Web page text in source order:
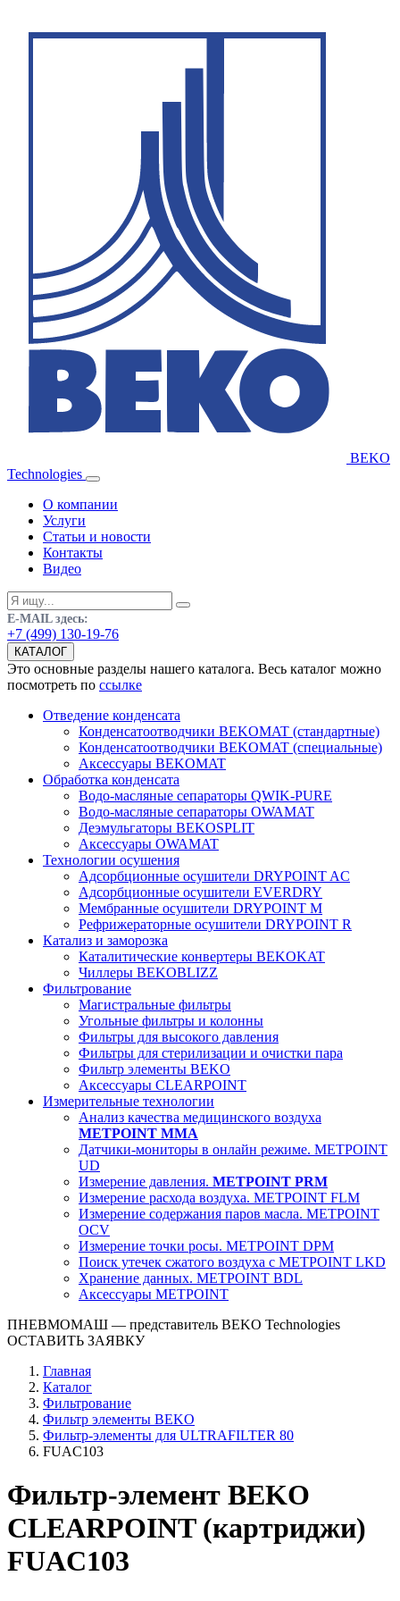
BEKO
Technologies
О компании
Услуги
Статьи и новости
Контакты
Видео
E-MAIL здесь:
+7 (499) 130-19-76
КАТАЛОГ
Это основные разделы нашего каталога. Весь каталог можно
посмотреть по ссылке
Отведение конденсата
Конденсатоотводчики BEKOMAT (стандартные)
Конденсатоотводчики BEKOMAT (специальные)
Аксессуары BEKOMAT
Обработка конденсата
Водо-масляные сепараторы QWIK-PURE
Водо-масляные сепараторы OWAMAT
Деэмульгаторы BEKOSPLIT
Аксессуары OWAMAT
Технологии осушения
Адсорбционные осушители DRYPOINT AC
Адсорбционные осушители EVERDRY
Мембранные осушители DRYPOINT M
Рефрижераторные осушители DRYPOINT R
Катализ и заморозка
Каталитические конвертеры BEKOKAT
Чиллеры BEKOBLIZZ
Фильтрование
Магистральные фильтры
Угольные фильтры и колонны
Фильтры для высокого давления
Фильтры для стерилизации и очистки пара
Фильтр элементы BEKO
Аксессуары CLEARPOINT
Измерительные технологии
Анализ качества медицинского воздуха
METPOINT MMA
Датчики-мониторы в онлайн режиме. METPOINT
UD
Измерение давления. METPOINT PRM
Измерение расхода воздуха. METPOINT FLM
Измерение содержания паров масла. METPOINT
OCV
Измерение точки росы. METPOINT DPM
Поиск утечек сжатого воздуха с METPOINT LKD
Хранение данных. METPOINT BDL
Аксессуары METPOINT
ПНЕВМОМАШ — представитель BEKO Technologies
ОСТАВИТЬ ЗАЯВКУ
Главная
Каталог
Фильтрование
Фильтр элементы BEKO
Фильтр-элементы для ULTRAFILTER 80
FUAC103
Фильтр-элемент BEKO
CLEARPOINT (картриджи)
FUAC103